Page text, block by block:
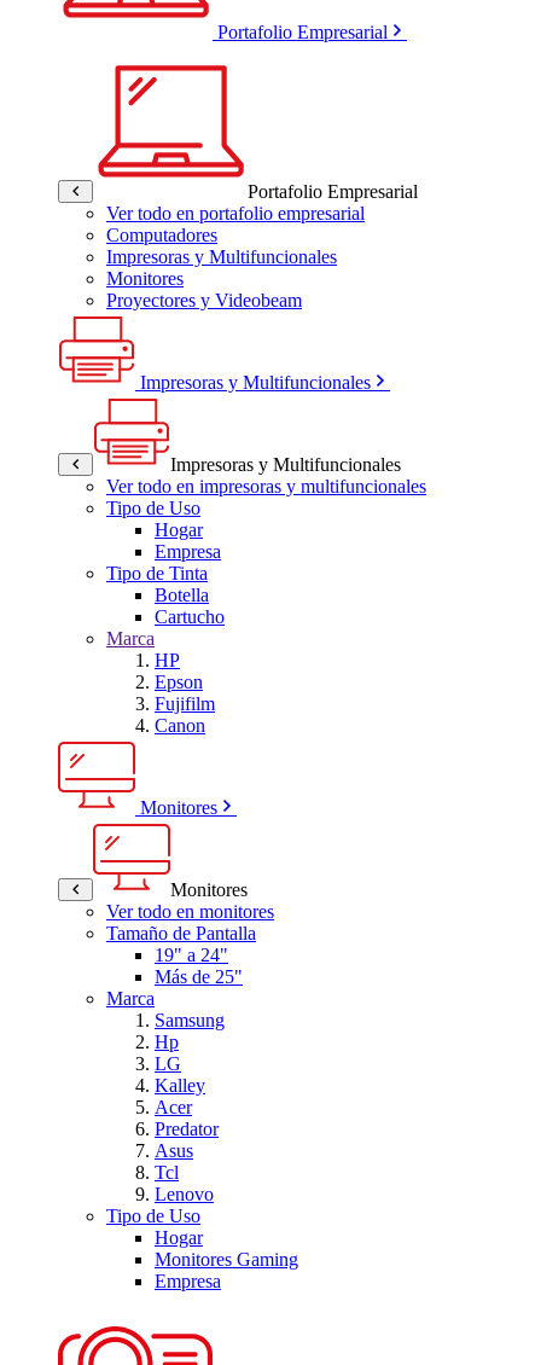
Portafolio Empresarial
Portafolio Empresarial
Ver todo en portafolio empresarial
Computadores
Impresoras y Multifuncionales
Monitores
Proyectores y Videobeam
Impresoras y Multifuncionales
Impresoras y Multifuncionales
Ver todo en impresoras y multifuncionales
Tipo de Uso
Hogar
Empresa
Tipo de Tinta
Botella
Cartucho
Marca
HP
Epson
Fujifilm
Canon
Monitores
Monitores
Ver todo en monitores
Tamaño de Pantalla
19" a 24"
Más de 25"
Marca
Samsung
Hp
LG
Kalley
Acer
Predator
Asus
Tcl
Lenovo
Tipo de Uso
Hogar
Monitores Gaming
Empresa